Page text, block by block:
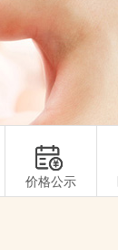
价格公示